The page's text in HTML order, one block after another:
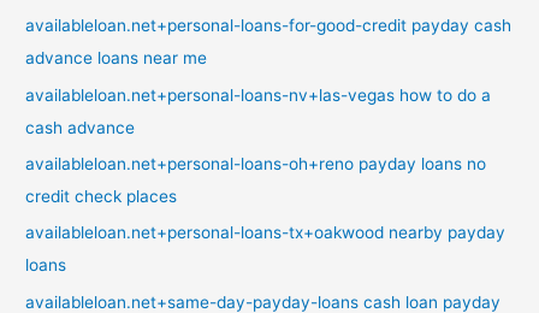
availableloan.net+personal-loans-for-good-credit payday cash
advance loans near me
availableloan.net+personal-loans-nv+las-vegas how to do a
cash advance
availableloan.net+personal-loans-oh+reno payday loans no
credit check places
availableloan.net+personal-loans-tx+oakwood nearby payday
loans
availableloan.net+same-day-payday-loans cash loan payday